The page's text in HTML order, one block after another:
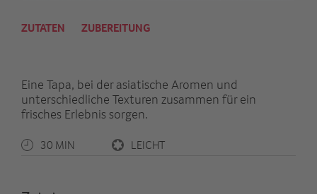
ZUTATEN ZUBEREITUNG
Eine Tapa, bei der asiatische Aromen und
unterschiedliche Texturen zusammen für ein
frisches Erlebnis sorgen.
30 MIN LEICHT